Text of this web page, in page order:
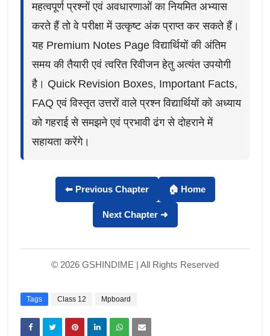
महत्वपूर्ण प्रश्नों एवं अवधारणाओं का नियमित अभ्यास
करते हैं तो वे परीक्षा में उत्कृष्ट अंक प्राप्त कर सकते हैं।
यह Premium Notes Page विद्यार्थियों की अंतिम
समय की तैयारी एवं त्वरित रिवीजन हेतु अत्यंत उपयोगी
है। Quick Revision Boxes, Important Facts,
FAQ एवं विस्तृत उत्तरों वाले प्रश्न विद्यार्थियों को अध्याय
को गहराई से समझने एवं प्रभावी ढंग से दोहराने में
सहायता करेंगे।
⬅ Previous Chapter 🏠 Home
Next Chapter ➜
© 2026 GSHINDIME | All Rights Reserved
Tags Class 12 Mpboard